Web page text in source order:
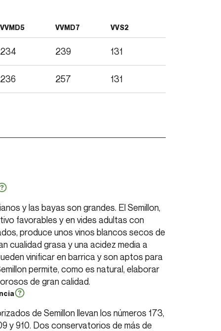
VVMD5 VVMD7 VVS2
234 239 131
236 257 131
y las bayas son grandes. El Semillon,
favorables y en vides adultas con
produce unos vinos blancos secos de
cualidad grasa y una acidez media a
vinificar en barrica y son aptos para
permite, como es natural, elaborar
de gran calidad.
de Semillon llevan los números 173,
y 910. Dos conservatorios de más de